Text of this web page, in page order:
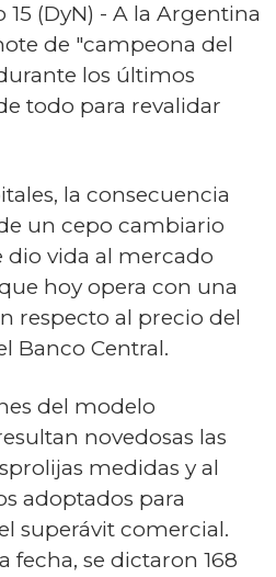
15 (DyN) - A la Argentina
de "campeona del
los últimos
todo para revalidar
la consecuencia
un cepo cambiario
dio vida al mercado
hoy opera con una
respecto al precio del
Banco Central.
del modelo
novedosas las
medidas y al
adoptados para
superávit comercial.
fecha, se dictaron 168